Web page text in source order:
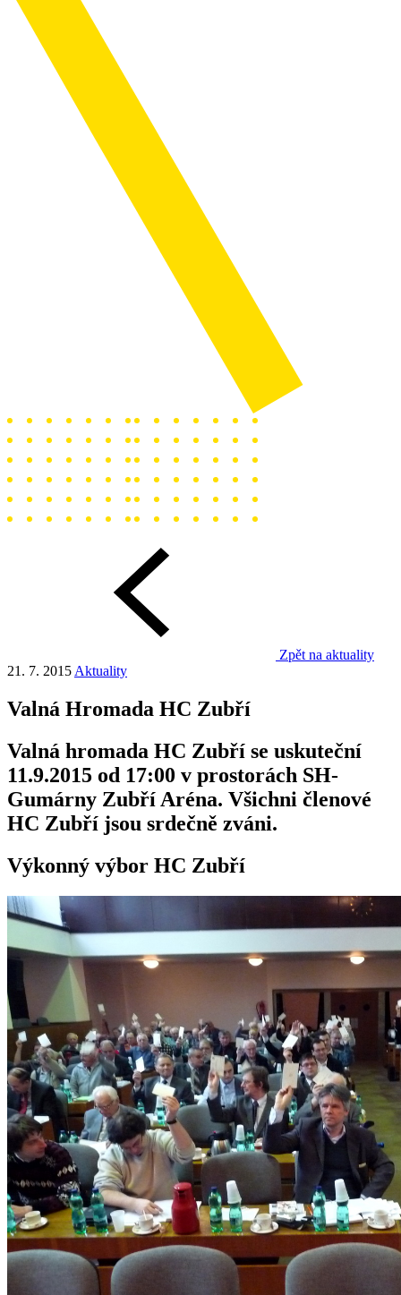
Zpět na aktuality
21. 7. 2015 Aktuality
Valná Hromada HC Zubří
Valná hromada HC Zubří se uskuteční
11.9.2015 od 17:00 v prostorách SH-
Gumárny Zubří Aréna. Všichni členové
HC Zubří jsou srdečně zváni.
Výkonný výbor HC Zubří